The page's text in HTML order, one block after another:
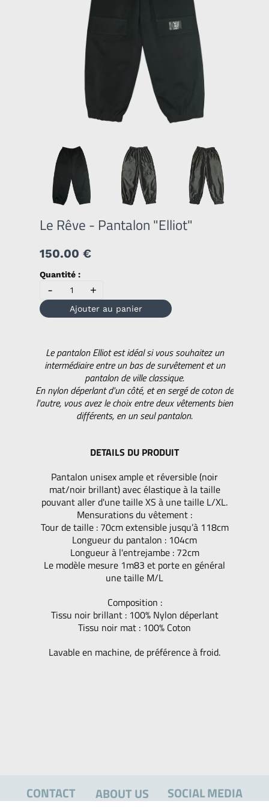
CONTACT SOCIAL MEDIA
ABOUT US
Le Rêve - Pantalon "Elliot"
150.00 €
Quantité :
- +
Ajouter au panier
Le pantalon Elliot est idéal si vous souhaitez un
intermédiaire entre un bas de survêtement et un
pantalon de ville classique.
En nylon déperlant d'un côté, et en sergé de coton de
l'autre, vous avez le choix entre deux vêtements bien
différents, en un seul pantalon.
DETAILS DU PRODUIT
Pantalon unisex ample et réversible (noir
mat/noir brillant) avec élastique à la taille
pouvant aller d'une taille XS à une taille L/XL.
Mensurations du vêtement :
Tour de taille : 70cm extensible jusqu’à 118cm
Longueur du pantalon : 104cm
Longueur à l'entrejambe : 72cm
Le modèle mesure 1m83 et porte en général
une taille M/L
Composition :
Tissu noir brillant : 100% Nylon déperlant
Tissu noir mat : 100% Coton
Lavable en machine, de préférence à froid.